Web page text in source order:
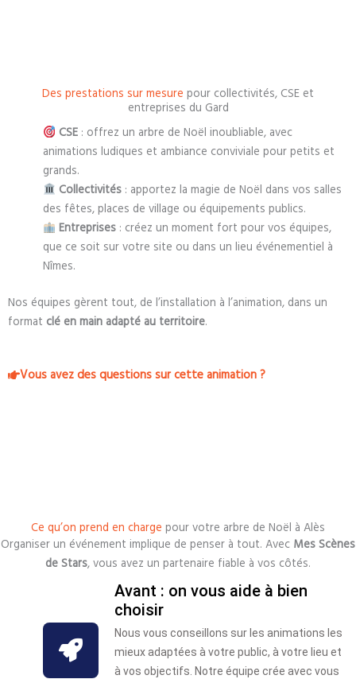
Des prestations sur mesure pour collectivités, CSE et
entreprises du Gard
CSE : offrez un arbre de Noël inoubliable, avec
animations ludiques et ambiance conviviale pour petits et
grands.
Collectivités : apportez la magie de Noël dans vos salles
des fêtes, places de village ou équipements publics.
Entreprises : créez un moment fort pour vos équipes,
que ce soit sur votre site ou dans un lieu événementiel à
Nîmes.
Nos équipes gèrent tout, de l’installation à l’animation, dans un
format clé en main adapté au territoire.
Vous avez des questions sur cette animation ?
Ce qu’on prend en charge pour votre arbre de Noël à Alès
Organiser un événement implique de penser à tout. Avec Mes Scènes
de Stars, vous avez un partenaire fiable à vos côtés.
Avant : on vous aide à bien
choisir
Nous vous conseillons sur les animations les
mieux adaptées à votre public, à votre lieu et
à vos objectifs. Notre équipe crée avec vous